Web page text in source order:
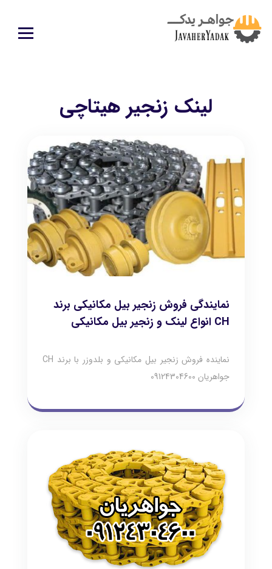
لینک زنجیر هیتاچی
نمایندگی فروش زنجیر بیل مکانیکی برند
CH انواع لینک و زنجیر بیل مکانیکی
نماینده فروش زنجیر بیل مکانیکی و بلدوزر با برند CH
جواهریان 09124304600